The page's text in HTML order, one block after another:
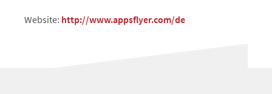
Website: http://www.appsflyer.com/de